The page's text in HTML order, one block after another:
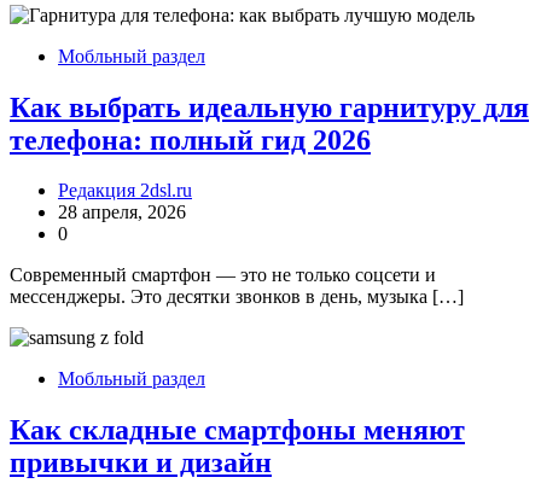
Мобльный раздел
Как выбрать идеальную гарнитуру для
телефона: полный гид 2026
Редакция 2dsl.ru
28 апреля, 2026
0
Современный смартфон — это не только соцсети и
мессенджеры. Это десятки звонков в день, музыка […]
Мобльный раздел
Как складные смартфоны меняют
привычки и дизайн